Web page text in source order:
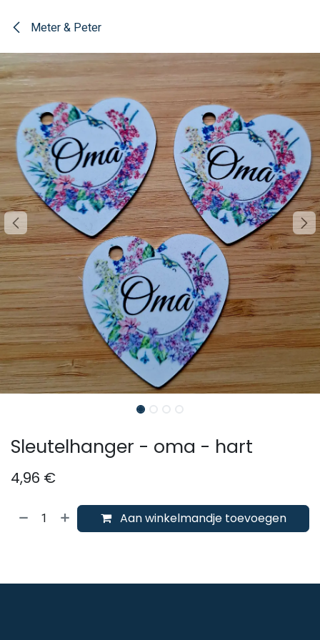
Meter & Peter
Sleutelhanger - oma - hart
4,96 €
Aan winkelmandje toevoegen